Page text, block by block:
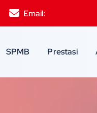
Email:
SPMB Prestasi